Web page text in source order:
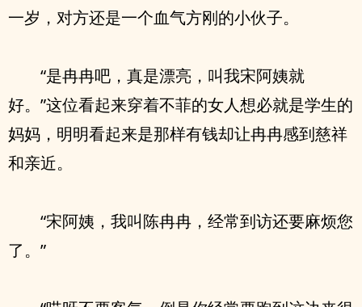
一岁，对方还是一个血气方刚的小伙子。
“是冉冉吧，真是漂亮，叫我宋阿姨就
好。”这位看起来穿着不菲的女人想必就是学生的
妈妈，明明看起来是那样有钱却让冉冉感到慈祥
和亲近。
“宋阿姨，我叫陈冉冉，经常到访还要麻烦您
了。”